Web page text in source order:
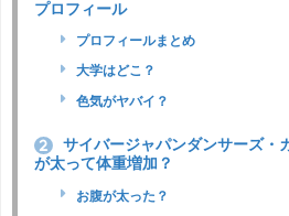
プロフィール
プロフィールまとめ
大学はどこ？
色気がヤバイ？
2
サイバージャパンダンサーズ・
が太って体重増加？
お腹が太った？